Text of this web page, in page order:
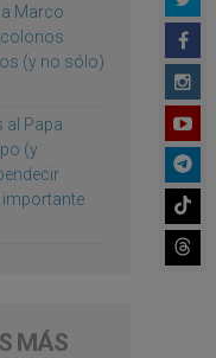
Marco
colonos
(y no sólo)
al Papa
(y
importante
MÁS